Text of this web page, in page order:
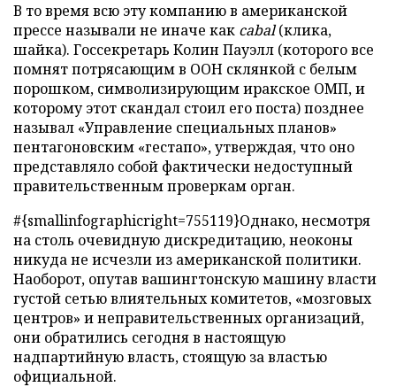
В то время всю эту компанию в американской
прессе называли не иначе как cabal(клика,
шайка). Госсекретарь Колин Пауэлл (которого все
помнят потрясающим в ООН склянкой с белым
порошком, символизирующим иракское ОМП, и
которому этот скандал стоил его поста) позднее
называл «Управление специальных планов»
пентагоновским «гестапо», утверждая, что оно
представляло собой фактически недоступный
правительственным проверкам орган.
#{smallinfographicright=755119}Однако, несмотря
на столь очевидную дискредитацию, неоконы
никуда не исчезли из американской политики.
Наоборот, опутав вашингтонскую машину власти
густой сетью влиятельных комитетов, «мозговых
центров» и неправительственных организаций,
они обратились сегодня в настоящую
надпартийную власть, стоящую за властью
официальной.